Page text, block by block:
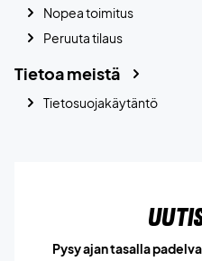
Nopea toimitus
Peruuta tilaus
Tietoa meistä
Tietosuojakäytäntö
Pysy ajan tasalla